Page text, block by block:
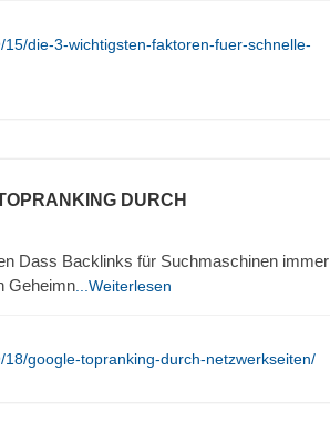
die-3-wichtigsten-faktoren-fuer-schnelle-
DURCH
Dass Backlinks für Suchmaschinen immer
Geheimn ...Weiterlesen
google-topranking-durch-netzwerkseiten/